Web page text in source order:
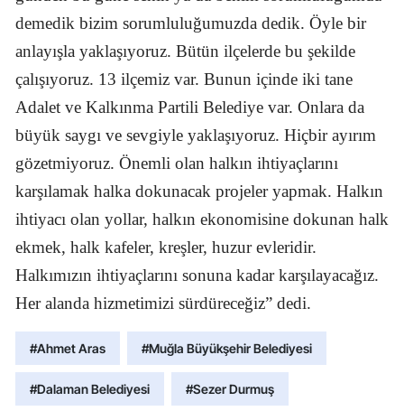
demedik bizim sorumluluğumuzda dedik. Öyle bir
anlayışla yaklaşıyoruz. Bütün ilçelerde bu şekilde
çalışıyoruz. 13 ilçemiz var. Bunun içinde iki tane
Adalet ve Kalkınma Partili Belediye var. Onlara da
büyük saygı ve sevgiyle yaklaşıyoruz. Hiçbir ayırım
gözetmiyoruz. Önemli olan halkın ihtiyaçlarını
karşılamak halka dokunacak projeler yapmak. Halkın
ihtiyacı olan yollar, halkın ekonomisine dokunan halk
ekmek, halk kafeler, kreşler, huzur evleridir.
Halkımızın ihtiyaçlarını sonuna kadar karşılayacağız.
Her alanda hizmetimizi sürdüreceğiz” dedi.
#Ahmet Aras #Muğla Büyükşehir Belediyesi
#Dalaman Belediyesi #Sezer Durmuş